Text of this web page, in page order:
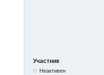
Участник
Неактивен